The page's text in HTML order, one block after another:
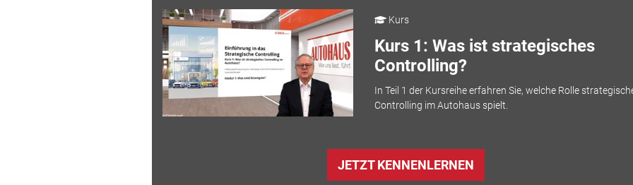
Kurs
Kurs 1: Was ist strategisches
Controlling?
In Teil 1 der Kursreihe erfahren Sie, welche Rolle
Controlling im Autohaus spielt.
JETZT KENNENLERNEN